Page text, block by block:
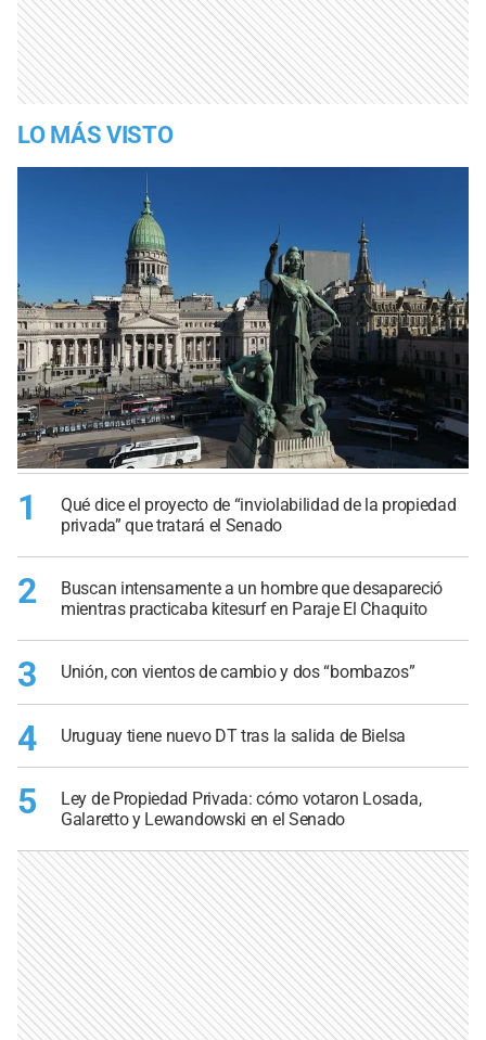
LO MÁS VISTO
1
Qué dice el proyecto de “inviolabilidad de la propiedad
privada” que tratará el Senado
2
Buscan intensamente a un hombre que desapareció
mientras practicaba kitesurf en Paraje El Chaquito
3 Unión, con vientos de cambio y dos “bombazos”
4 Uruguay tiene nuevo DT tras la salida de Bielsa
5
Ley de Propiedad Privada: cómo votaron Losada,
Galaretto y Lewandowski en el Senado